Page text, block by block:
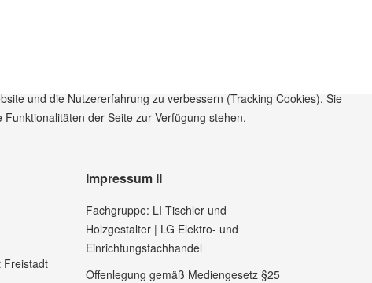
Freistadt
Impressum II
Fachgruppe: LI Tischler und
Holzgestalter | LG Elektro- und
Einrichtungsfachhandel
Offenlegung gemäß Mediengesetz §25
und die Nutzererfahrung zu verbessern (Tracking Cookies). Sie
der Seite zur Verfügung stehen.